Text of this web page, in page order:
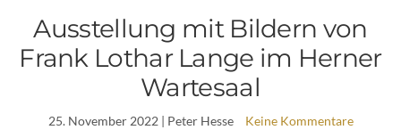
Ausstellung mit Bildern von
Frank Lothar Lange im Herner
Wartesaal
25. November 2022| Peter Hesse Keine Kommentare